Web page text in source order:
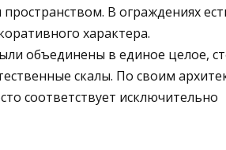
В ограждениях
характера.
объединены в единое целое,
скалы. По своим
соответствует исключительно